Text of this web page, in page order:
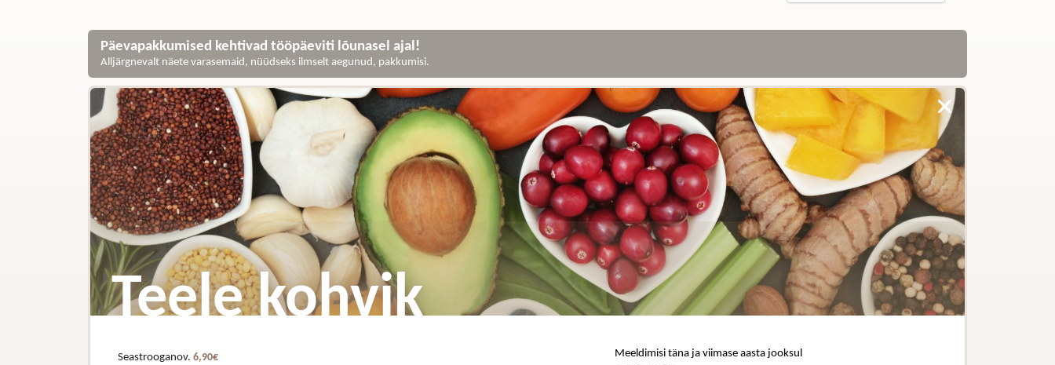
Päevapakkumised kehtivad tööpäeviti lõunasel ajal!
Alljärgnevalt näete varasemaid, nüüdseks ilmselt aegunud, pakkumisi.
Teele kohvik
Seastrooganov. 6,90€
Meeldimisi täna ja viimase aasta jooksul